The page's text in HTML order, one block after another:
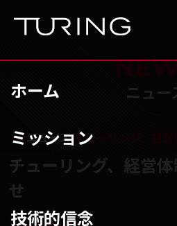
ホーム
ミッション
技術的信念
チューリング株式会社
/ニュース/ チューリング、経
ニュー
チューリング、経営
せ